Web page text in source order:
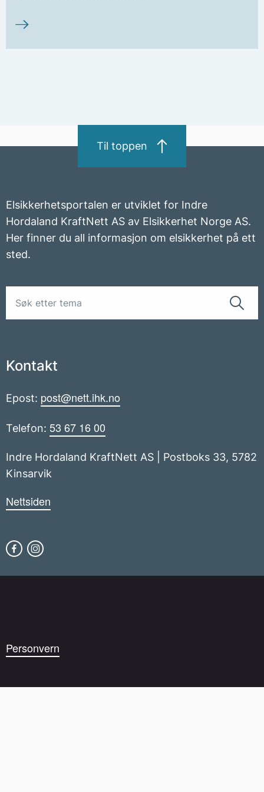
det brukes jordfeilbryter i stedet. Har du et anlegg
Til toppen
Elsikkerhetsportalen er utviklet for Indre
Hordaland KraftNett AS av Elsikkerhet Norge AS.
Her finner du all informasjon om elsikkerhet på ett
sted.
Kontakt
Epost: post@nett.ihk.no
Telefon: 53 67 16 00
Indre Hordaland KraftNett AS | Postboks 33, 5782
Kinsarvik
Nettsiden
Personvern